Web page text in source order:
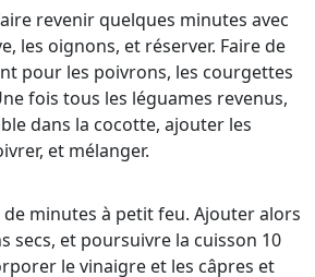
revenir quelques minutes avec
les oignons, et réserver. Faire de
pour les poivrons, les courgettes
fois tous les léguames revenus,
dans la cocotte, ajouter les
et mélanger.
minutes à petit feu. Ajouter alors
secs, et poursuivre la cuisson 10
le vinaigre et les câpres et